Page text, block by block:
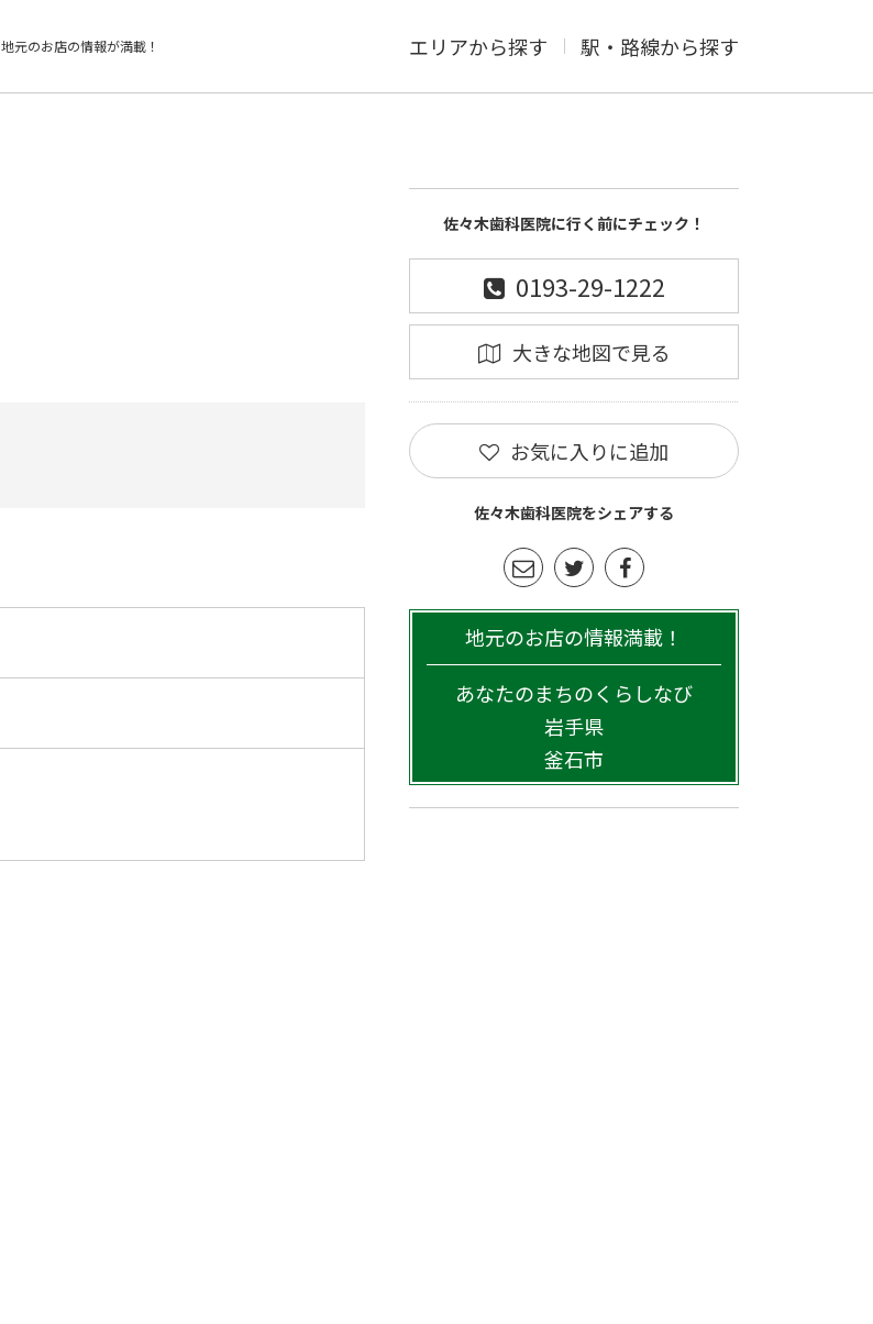
地元のお店の情報が満載！ エリアから探す 駅・路線から探す
佐々木歯科医院に行く前にチェック！
0193-29-1222
大きな地図で見る
お気に入りに追加
佐々木歯科医院をシェアする
地元のお店の情報満載！
あなたのまちのくらしなび
岩手県
釜石市